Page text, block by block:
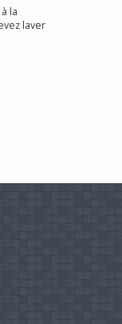
la
laver